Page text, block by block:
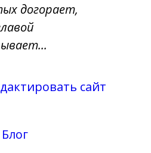
догорает,
сайт
Блог